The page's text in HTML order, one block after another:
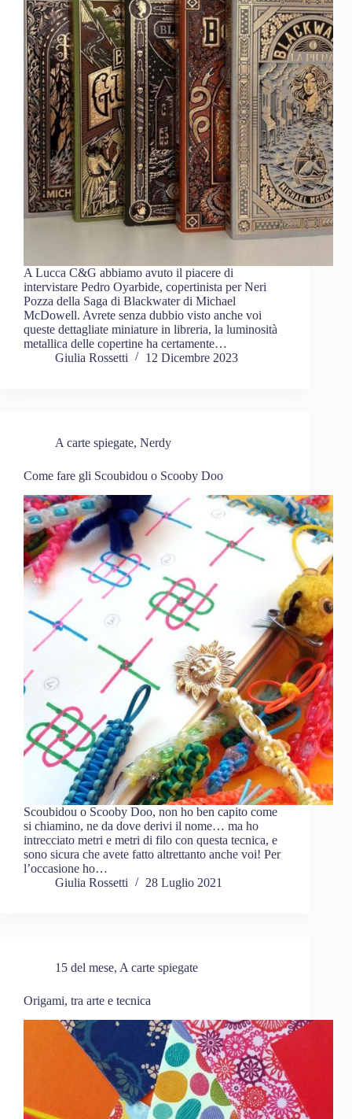
A Lucca C&G abbiamo avuto il piacere di
intervistare Pedro Oyarbide, copertinista per Neri
Pozza della Saga di Blackwater di Michael
McDowell. Avrete senza dubbio visto anche voi
queste dettagliate miniature in libreria, la luminosità
metallica delle copertine ha certamente…
Giulia Rossetti
12 Dicembre 2023
A carte spiegate, Nerdy
Come fare gli Scoubidou o Scooby Doo
Scoubidou o Scooby Doo, non ho ben capito come
si chiamino, ne da dove derivi il nome… ma ho
intrecciato metri e metri di filo con questa tecnica, e
sono sicura che avete fatto altrettanto anche voi! Per
l’occasione ho…
Giulia Rossetti
28 Luglio 2021
15 del mese, A carte spiegate
Origami, tra arte e tecnica